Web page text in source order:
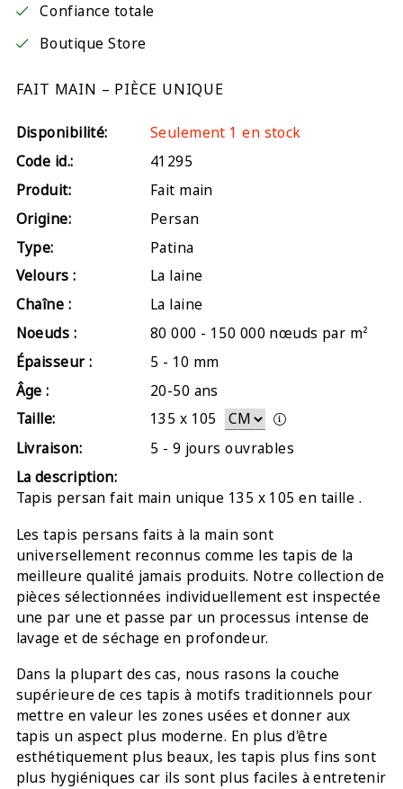
Confiance totale
Boutique Store
FAIT MAIN – PIÈCE UNIQUE
Disponibilité:
Seulement 1 en stock
Code id.:
41295
Produit:
Fait main
Origine:
Persan
Type:
Patina
Velours :
La laine
Chaîne :
La laine
Noeuds :
80 000 - 150 000 nœuds par m²
Épaisseur :
5 - 10 mm
Âge :
20-50 ans
Taille:
135 x 105
Livraison:
5 - 9 jours ouvrables
La description:
Tapis persan fait main unique 135 x 105 en taille .
Les tapis persans faits à la main sont
universellement reconnus comme les tapis de la
meilleure qualité jamais produits. Notre collection de
pièces sélectionnées individuellement est inspectée
une par une et passe par un processus intense de
lavage et de séchage en profondeur.
Dans la plupart des cas, nous rasons la couche
supérieure de ces tapis à motifs traditionnels pour
mettre en valeur les zones usées et donner aux
tapis un aspect plus moderne. En plus d'être
esthétiquement plus beaux, les tapis plus fins sont
plus hygiéniques car ils sont plus faciles à entretenir